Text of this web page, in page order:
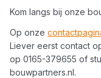
Kom langs bij onze
Op onze
Liever eerst contact
op 0165-379655 of
bouwpartners.nl.